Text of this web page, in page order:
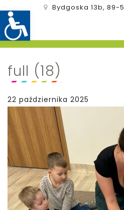
Bydgoska 13b, 89-
full (18)
22 października 2025